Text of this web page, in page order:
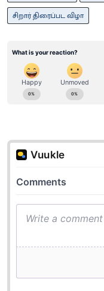
சிறார் திரைப்பட விழா